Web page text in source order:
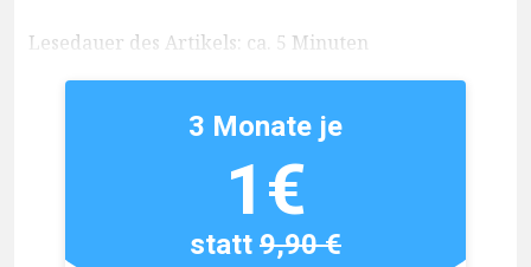
Lesedauer des Artikels: ca. 5 Minuten
3 Monate je
1€
statt9,90 €